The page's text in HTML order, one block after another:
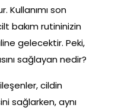
Kullanımı son
bakım rutininizin
gelecektir. Peki,
sağlayan nedir?
cildin
sağlarken, aynı